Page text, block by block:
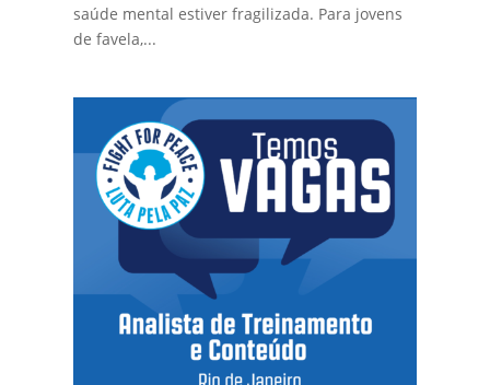
saúde mental estiver fragilizada. Para jovens
de favela,...